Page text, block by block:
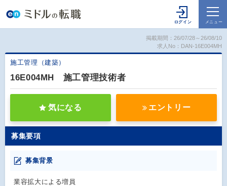
掲載期間：26/07/28～26/08/10
求人No：DAN-16E004MH
施工管理（建築）
16E004MH 施工管理技術者
気になる エントリー
募集要項
募集背景
業容拡大による増員